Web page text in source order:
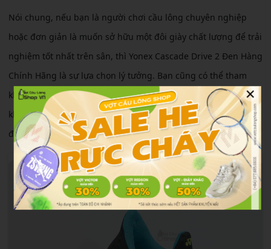
Nói chung, nếu bạn là người chơi cầu lông chuyên nghiệp
hoặc đơn giản là muốn sở hữu một đôi giày chất lượng để trải
nghiệm tốt nhất trên sân, thì Yonex Cascade Drive 2 Đen Hàng
Chính Hãng là sự lựa chọn lý tưởng. Bạn cũng có thể tham
khảo nhiều mẫu giày cầu lông Yonex khác thuộc các phân
khúc khác nhau để tùy chọn phù hợp với phong cách chơi và
điều kiện tài chính của mình.
×